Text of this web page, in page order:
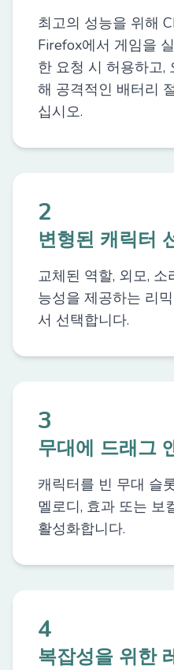
최고의 성능을 위해
Firefox에서 게임을
한 요청 시 허용하고,
해 공격적인 배터리
십시오.
2
변형된 캐릭터
교체된 역할, 외모,
능성을 제공하는 리
서 선택합니다.
3
무대에 드래그
캐릭터를 빈 무대 슬
멜로디, 효과 또는 보
활성화합니다.
4
복잡성을 위한